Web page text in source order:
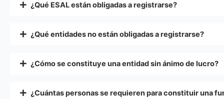
¿Qué ESAL están obligadas a registrarse?
¿Qué entidades no están obligadas a registrarse?
¿Cómo se constituye una entidad sin ánimo de lucro?
¿Cuántas personas se requieren para constituir una